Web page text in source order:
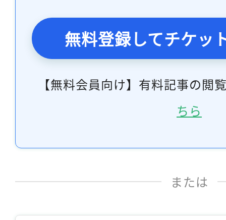
無料登録してチケッ
【無料会員向け】有料記事の閲
ちら
または